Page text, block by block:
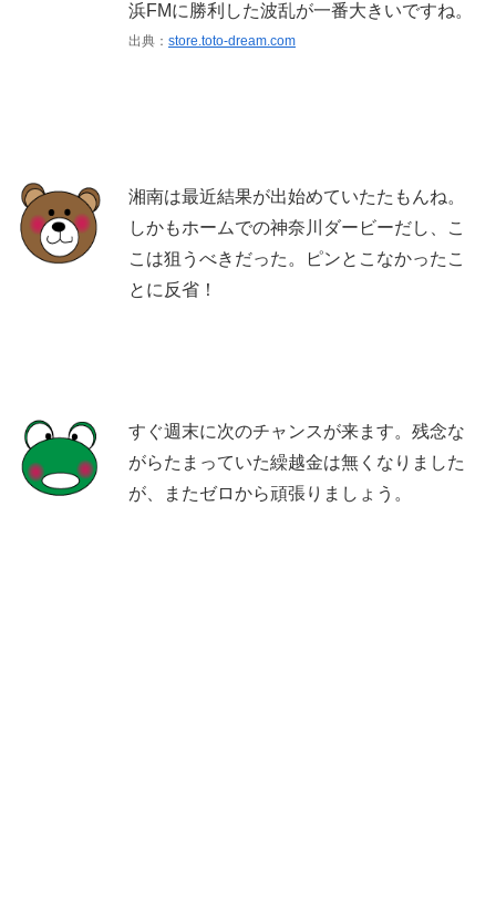
浜FMに勝利した波乱が一番大きいですね。
出典： store.toto-dream.com
湘南は最近結果が出始めていたたもんね。
しかもホームでの神奈川ダービーだし、こ
こは狙うべきだった。ピンとこなかったこ
とに反省！
すぐ週末に次のチャンスが来ます。残念な
がらたまっていた繰越金は無くなりました
が、またゼロから頑張りましょう。